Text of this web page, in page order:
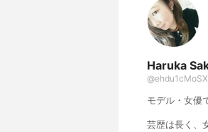
Haruka
モデル・女優
芸歴は長く、